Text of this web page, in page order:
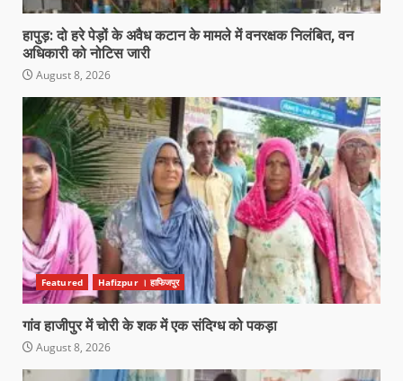
हापुड़: दो हरे पेड़ों के अवैध कटान के मामले में वनरक्षक निलंबित, वन
अधिकारी को नोटिस जारी
August 8, 2026
Featured Hafizpur । हाफिजपुर
गांव हाजीपुर में चोरी के शक में एक संदिग्ध को पकड़ा
August 8, 2026